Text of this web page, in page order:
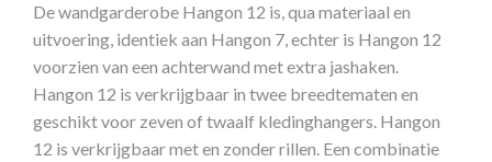
De wandgarderobe Hangon 12 is, qua materiaal en
uitvoering, identiek aan Hangon 7, echter is Hangon 12
voorzien van een achterwand met extra jashaken.
Hangon 12 is verkrijgbaar in twee breedtematen en
geschikt voor zeven of twaalf kledinghangers. Hangon
12 is verkrijgbaar met en zonder rillen. Een combinatie